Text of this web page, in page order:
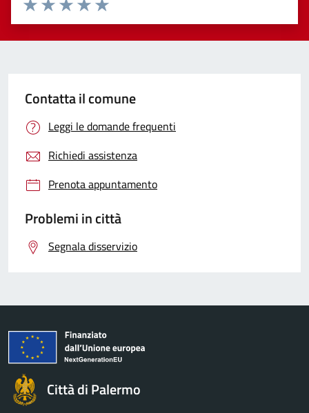
Valuta 5 stelle su 5
Valuta 4 stelle su 5
Valuta 3 stelle su 5
Valuta 2 stelle su 5
Valuta 1 stelle su 5
Contatta il comune
Leggi le domande frequenti
Richiedi assistenza
Prenota appuntamento
Problemi in città
Segnala disservizio
Città di Palermo